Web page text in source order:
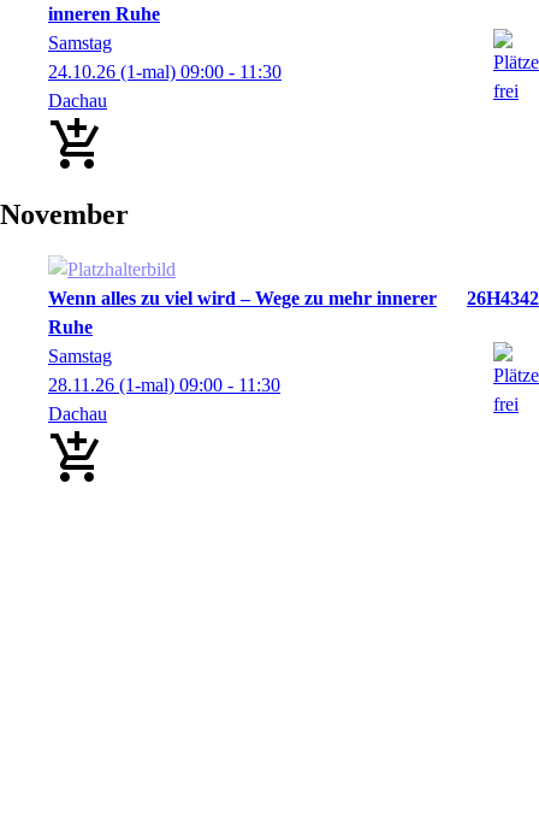
inneren Ruhe
Samstag
24.10.26 (1-mal) 09:00 - 11:30
Dachau
November
Wenn alles zu viel wird – Wege zu mehr innerer
Ruhe
26H4342
Samstag
28.11.26 (1-mal) 09:00 - 11:30
Dachau